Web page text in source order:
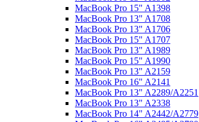
MacBook Pro 15" A1398
MacBook Pro 13" A1708
MacBook Pro 13" A1706
MacBook Pro 15" A1707
MacBook Pro 13" A1989
MacBook Pro 15" A1990
MacBook Pro 13" A2159
MacBook Pro 16" A2141
MacBook Pro 13" A2289/A2251
MacBook Pro 13" A2338
MacBook Pro 14" A2442/A2779